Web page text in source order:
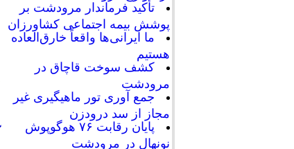
تأکید فرماندار مرودشت بر
پوشش بیمه اجتماعی کشاورزان
ما ایرانی‌ها واقعاً خارق‌العاده
هستیم
کشف سوخت قاچاق در
مرودشت
جمع آوری تور ماهیگیری غیر
مجاز از سد درودزن
پایان رقابت‌ ۷۶ هوگوپوش
نونهال در مرودشت